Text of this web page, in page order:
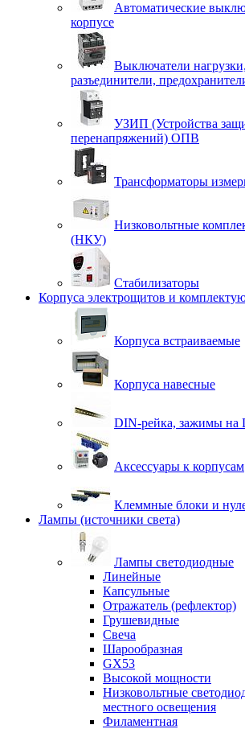
Автоматические
корпусе
Выключатели
разъединители,
УЗИП (Устройства
перенапряжений) ОПВ
Трансформаторы
Низковольтные
(НКУ)
Стабилизаторы
Корпуса электрощитов и
Корпуса встраиваемые
Корпуса навесные
DIN-рейка, зажимы на
Аксессуары к корпусам
Клеммные блоки и
Лампы (источники света)
Лампы светодиодные
Линейные
Капсульные
Отражатель (рефлектор)
Грушевидные
Свеча
Шарообразная
GX53
Высокой мощности
Низковольтные
местного освещения
Филаментная